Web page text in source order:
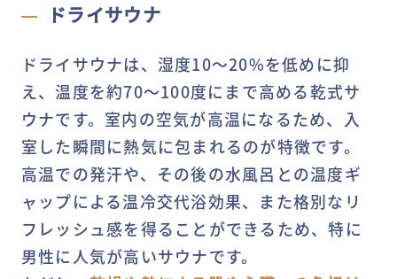
ドライサウナ
ドライサウナは、湿度10～20%を低めに抑
え、温度を約70～100度にまで高める乾式サ
ウナです。室内の空気が高温になるため、入
室した瞬間に熱気に包まれるのが特徴です。
高温での発汗や、その後の水風呂との温度ギ
ャップによる温冷交代浴効果、また格別なリ
フレッシュ感を得ることができるため、特に
男性に人気が高いサウナです。